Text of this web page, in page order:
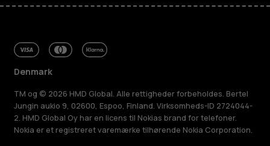
Denmark
TM og © 2026 HMD Global. Alle rettigheder forbeholdes. Bertel
Jungin aukio 9, 02600, Espoo, Finland. Virksomheds-ID 2724044-
2. HMD Global Oy har en licens til Nokias brand for telefoner.
Nokia er et registreret varemærke tilhørende Nokia Corporation.